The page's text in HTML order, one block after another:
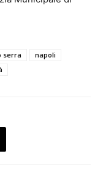
serra
napoli